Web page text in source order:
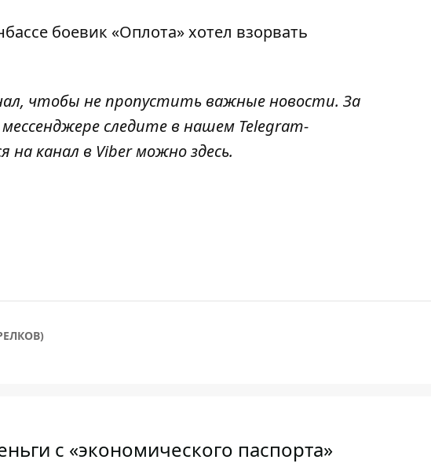
боевик «Оплота» хотел взорвать
, чтобы не пропустить важные новости. За
следите в нашем Telegram-
на канал в Viber можноздесь.
с «экономического паспорта»